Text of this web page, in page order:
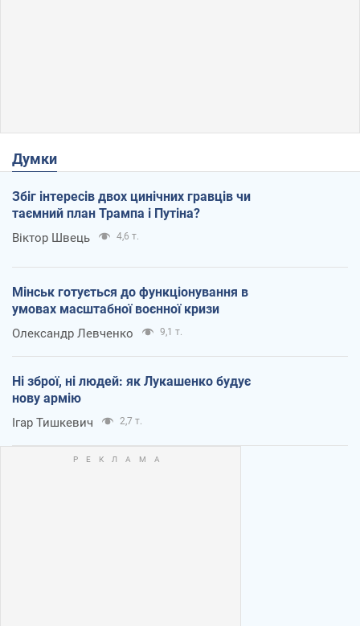
Думки
Збіг інтересів двох цинічних гравців чи
таємний план Трампа і Путіна?
Віктор Швець 4,6 т.
Мінськ готується до функціонування в
умовах масштабної воєнної кризи
Олександр Левченко 9,1 т.
Ні зброї, ні людей: як Лукашенко будує
нову армію
Ігар Тишкевич 2,7 т.